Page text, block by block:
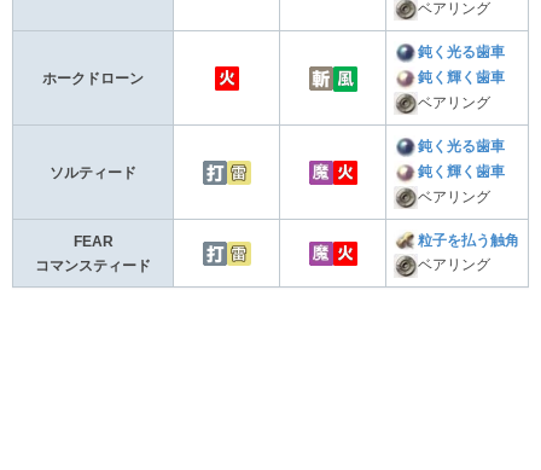
ベアリング
ホークドローン
鈍く光る歯車
鈍く輝く歯車
ベアリング
ソルティード
鈍く光る歯車
鈍く輝く歯車
ベアリング
FEAR
コマンスティード
粒子を払う触角
ベアリング